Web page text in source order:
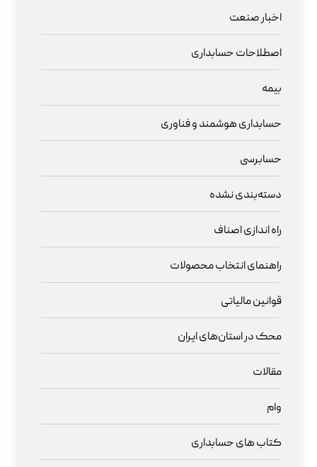
اخبار صنعت
اصطلاحات حسابداری
بیمه
حسابداری هوشمند و فناوری
حسابرسی
دسته‌بندی نشده
راه اندازی اصناف
راهنمای انتخاب محصولات
قوانین مالیاتی
محک در استان‌های ایران
مقالات
وام
کتاب های حسابداری